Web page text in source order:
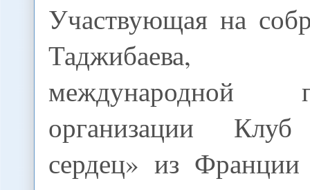
Участвующая на
Таджибаева,
международной
организации
сердец» из Франции